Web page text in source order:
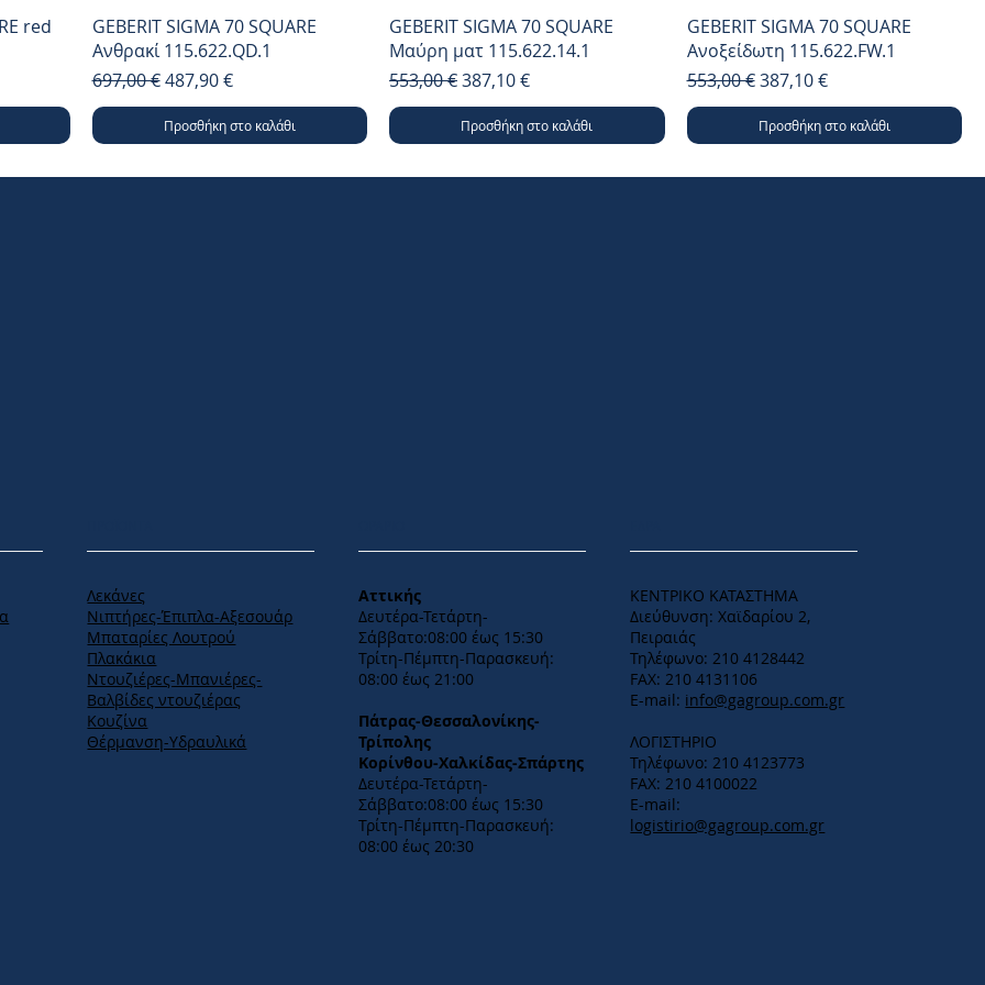
red
GEBERIT SIGMA 70 SQUARE
Ανθρακί 115.622.QD.1
Κανονική τιμή
697,00 € Τιμή Έκπτωσης
487,90 €
Προσθήκη στο καλάθι
GEBERIT SIGMA 70 SQUARE
Μαύρη ματ 115.622.14.1
Κανονική τιμή
553,00 €Τιμή Έκπτωσης
387,10 €
Προσθήκη στο καλάθι
GEBERIT SIGMA 70 SQUARE
Ανοξείδωτη 115.622.FW.1
Κανονική τιμή
553,00 € Τιμή Έκπτωσης
387,10 €
Προσθήκη στο καλάθι
ΚΕΝΤΡΙΚΟ ΚΑΤΑΣΤΗΜΑ
Διεύθυνση: Χαϊδαρίου 2,
Πειραιάς
Τηλέφωνο: 210 4128442
FAX: 210 4131106
E-mail: info@gagroup.com.gr
ΛΟΓΙΣΤΗΡΙΟ
Τηλέφωνο: 210 4123773
FAX: 210 4100022
E-mail:
logistirio@gagroup.com.gr
Αττικής
Δευτέρα-Τετάρτη-​
Σάββατο:08:00 έως 15:30
​Τρίτη-Πέμπτη-Παρασκευή:
08:00 έως 21:00
Πάτρας-Θεσσαλονίκης-
Τρίπολης
Κορίνθου-Χαλκίδας-Σπάρτης
Δευτέρα-Τετάρτη-​
Σάββατο:08:00 έως 15:30​
Τρίτη-Πέμπτη-Παρασκευή:
08:00 έως 20:30
Λεκάνες
Νιπτήρες-Έπιπλα-Αξεσουάρ
Μπαταρίες Λουτρού
Πλακάκια
Ντουζιέρες-Μπανιέρες-
Βαλβίδες ντουζιέρας
Κουζίνα
Θέρμανση-Υδραυλικά